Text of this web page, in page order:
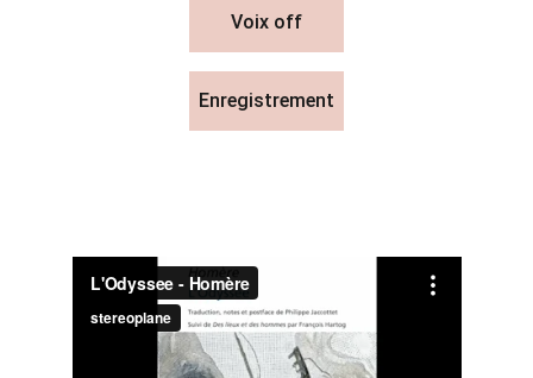
Voix off
Enregistrement